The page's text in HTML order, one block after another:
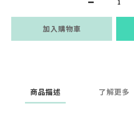
加入購物車
商品描述 了解更多